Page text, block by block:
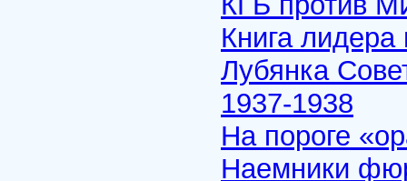
Книга
Лубянка
1937-1938
На пороге
Наемники